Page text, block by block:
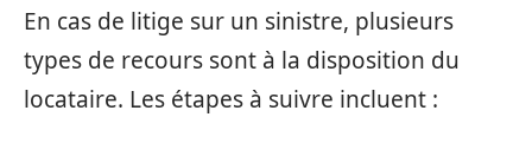
En cas de litige sur un sinistre, plusieurs
types de recours sont à la disposition du
locataire. Les étapes à suivre incluent :